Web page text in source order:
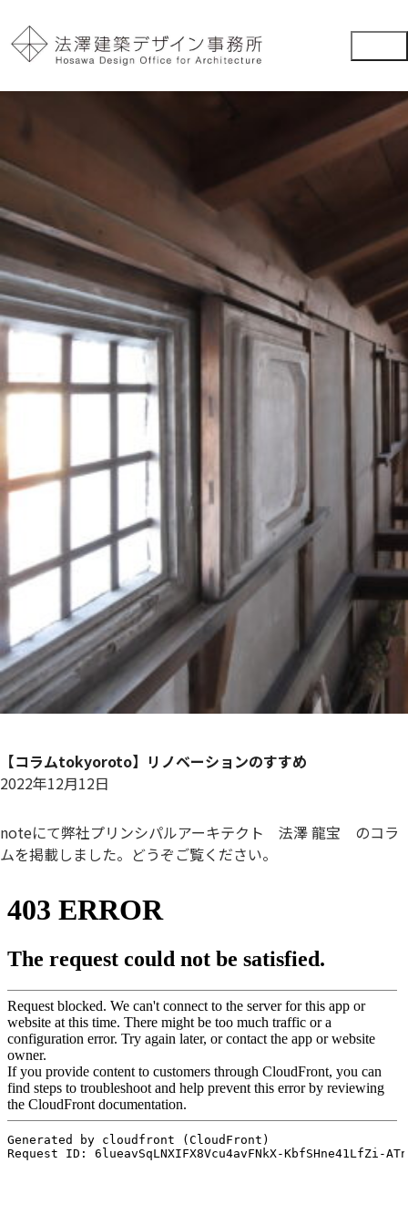
【コラムtokyoroto】リノベーションのすすめ
2022年12月12日
noteにて弊社プリンシパルアーキテクト 法澤 龍宝 のコラ
ムを掲載しました。どうぞご覧ください。